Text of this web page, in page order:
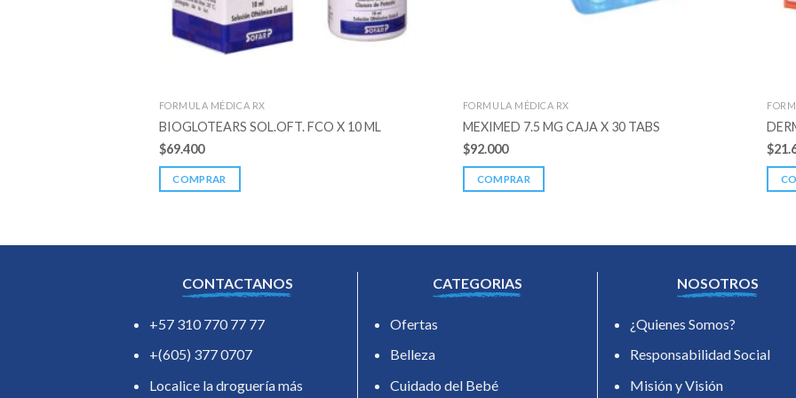
FORMULA MÉDICA RX
BIOGLOTEARS SOL.OFT. FCO X 10 ML
$69.400
COMPRAR
FORMULA MÉDICA RX
MEXIMED 7.5 MG CAJA X 30 TABS
$92.000
COMPRAR
$
CONTACTANOS
+57 310 770 77 77
+(605) 377 0707
Localice la droguería más
CATEGORIAS
Ofertas
Belleza
Cuidado del Bebé
NOSOTROS
¿Quienes Somos?
Responsabilidad Social
Misión y Visión